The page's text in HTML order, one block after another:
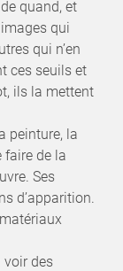
quand, et
qui
qui n’en
ces seuils et
ils la mettent
peinture, la
faire de la
Ses
d’apparition.
voir des